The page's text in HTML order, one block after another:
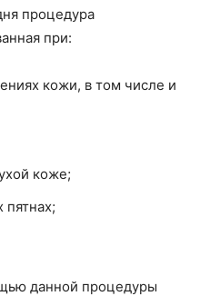
процедура
при:
кожи, в том числе и
коже;
пятнах;
данной процедуры